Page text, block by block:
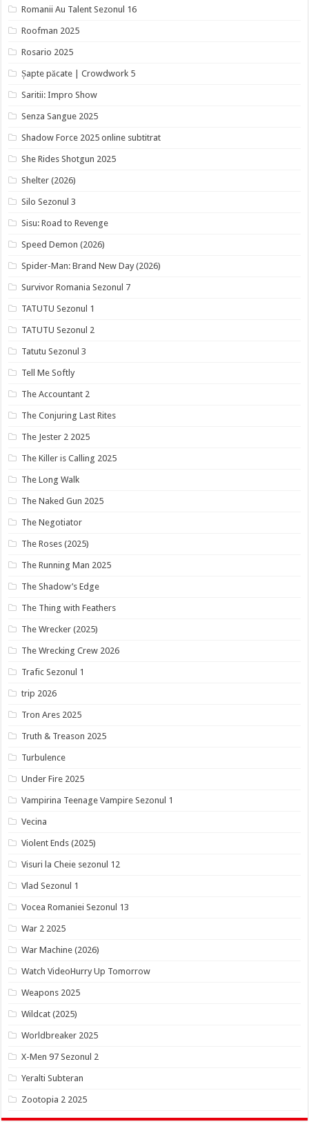
Romanii Au Talent Sezonul 16
Roofman 2025
Rosario 2025
Șapte păcate | Crowdwork 5
Saritii: Impro Show
Senza Sangue 2025
Shadow Force 2025 online subtitrat
She Rides Shotgun 2025
Shelter (2026)
Silo Sezonul 3
Sisu: Road to Revenge
Speed Demon (2026)
Spider-Man: Brand New Day (2026)
Survivor Romania Sezonul 7
TATUTU Sezonul 1
TATUTU Sezonul 2
Tatutu Sezonul 3
Tell Me Softly
The Accountant 2
The Conjuring Last Rites
The Jester 2 2025
The Killer is Calling 2025
The Long Walk
The Naked Gun 2025
The Negotiator
The Roses (2025)
The Running Man 2025
The Shadow’s Edge
The Thing with Feathers
The Wrecker (2025)
The Wrecking Crew 2026
Trafic Sezonul 1
trip 2026
Tron Ares 2025
Truth & Treason 2025
Turbulence
Under Fire 2025
Vampirina Teenage Vampire Sezonul 1
Vecina
Violent Ends (2025)
Visuri la Cheie sezonul 12
Vlad Sezonul 1
Vocea Romaniei Sezonul 13
War 2 2025
War Machine (2026)
Watch VideoHurry Up Tomorrow
Weapons 2025
Wildcat (2025)
Worldbreaker 2025
X-Men 97 Sezonul 2
Yeralti Subteran
Zootopia 2 2025